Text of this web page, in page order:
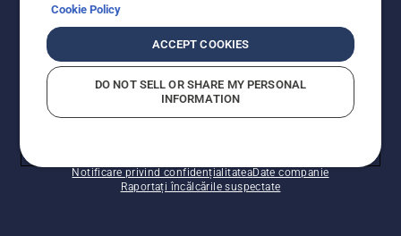
© Husqvarna AB (publ). Toate drepturile rezervate.
Prețurile prezentate includ TVA și sunt prețuri
recomandate pentru comercializarea cu amănuntul.
Husqvarna își rezervă dreptul de a face modificări în
Notificare privind confidențialitateaDate companie
Raportați încălcările suspectate
Cookie Policy
ACCEPT COOKIES
DO NOT SELL OR SHARE MY PERSONAL
INFORMATION